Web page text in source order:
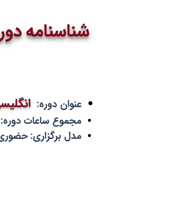
عنوان دوره:
مجموع ساعات دوره: ۴۰
مدل برگزاری:
شناسنامه